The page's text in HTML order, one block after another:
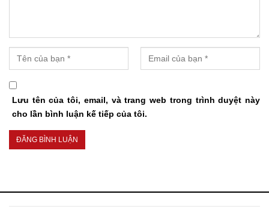
Lưu tên của tôi, email, và trang web trong trình duyệt này
cho lần bình luận kế tiếp của tôi.